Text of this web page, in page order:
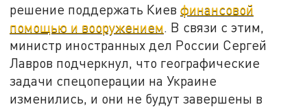
решение поддержать Киевфинансовой
помощью и вооружением . В связи с этим,
министр иностранных дел России Сергей
Лавров подчеркнул, что географические
задачи спецоперации на Украине
изменились, и они не будут завершены в